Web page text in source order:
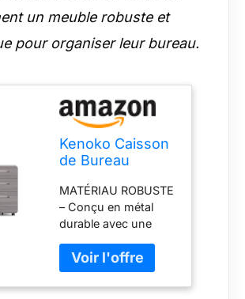
un meuble robuste et
pour organiser leur bureau.
Kenoko Caisson
de Bureau
Moderne IWA
avec 3 Tiroirs |
Meuble
Rangement
Bureau | Métal
Robuste |
Roulettes avec
MATÉRIAU ROBUSTE
– Conçu en métal
durable avec une
épurée, idéal pour
une utilisation
intensive au bureau